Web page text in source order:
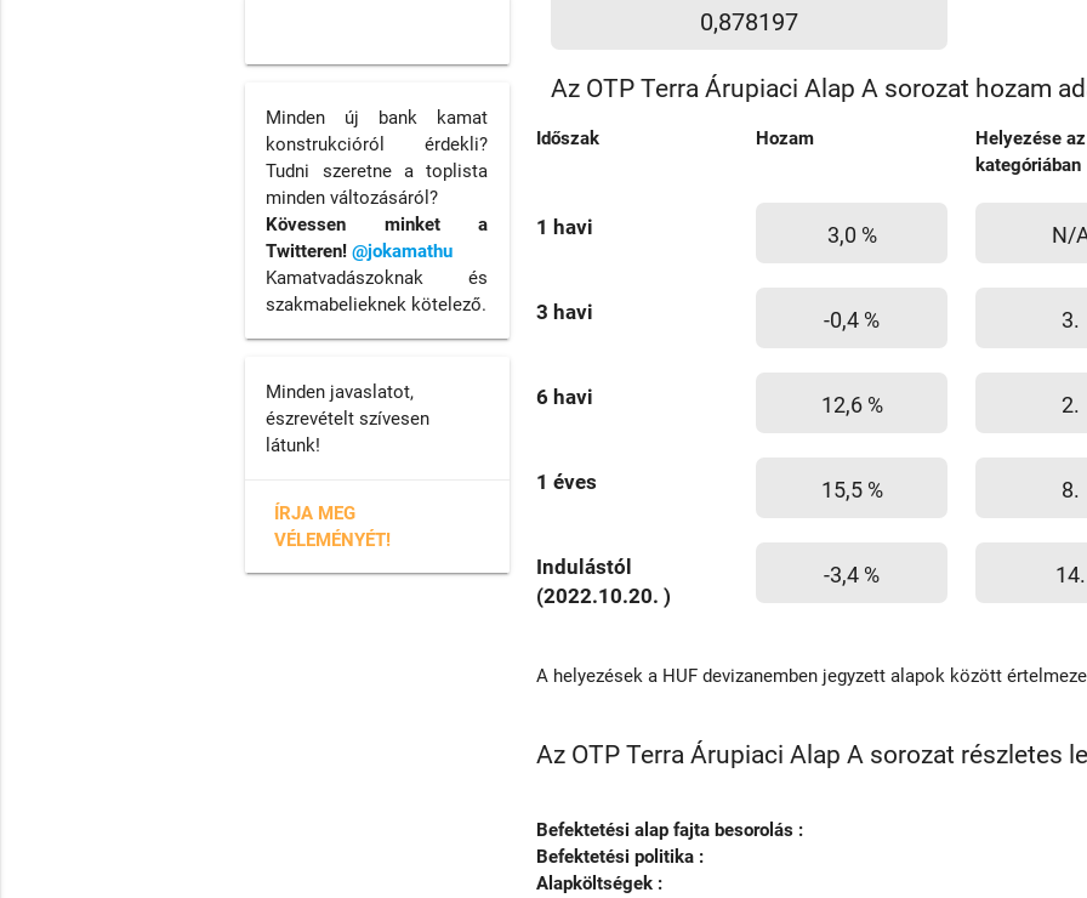
0,878197
Az OTP Terra Árupiaci Alap A sorozat hozam
Időszak Hozam
Helyezése
kategóriában
1 havi 3,0 % N/
3 havi -0,4 % 3.
6 havi 12,6 % 2.
1 éves 15,5 % 8.
Indulástól
(2022.10.20. )
-3,4 % 14.
A helyezések a HUF devizanemben jegyzett alapok között
Az OTP Terra Árupiaci Alap A sorozat részletes
Befektetési alap fajta besorolás :
Befektetési politika :
Alapköltségek :
Minden új bank kamat
konstrukcióról érdekli?
Tudni szeretne a toplista
minden változásáról?
Kövessen minket a
Twitteren!@jokamathu
Kamatvadászoknak és
szakmabelieknek kötelező.
Minden javaslatot,
észrevételt szívesen
látunk!
ÍRJA MEG
VÉLEMÉNYÉT!